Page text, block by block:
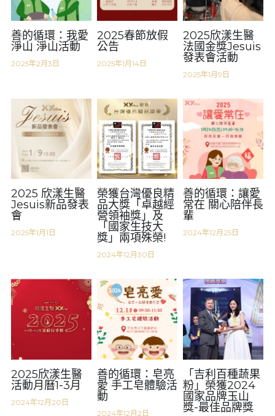
善的循環：我愛
淨山 淨山活動
2025年2月3日
2025春節放假
公告
2025年1月14日
2025欣漾生醫
法國金獎Jesuis
發表會活動
2025年1月9日
2025 欣漾生醫
Jesuis新品發表
會
2025年1月1日
榮獲台灣優良精
品大獎「卓越經
營領袖獎」及
「國家生技大
獎」兩項殊榮!
2024年12月30日
善的循環：讓愛
常在 關心陪伴長
輩
2024年12月25日
2025欣漾生醫
活動月曆1-3月
2024年12月20日
善的循環：皂亮
愛 手工皂體驗活
動
2024年12月2日
「吉利百種蔬果
粉」榮獲2024
國家品牌玉山
獎-最佳品牌獎